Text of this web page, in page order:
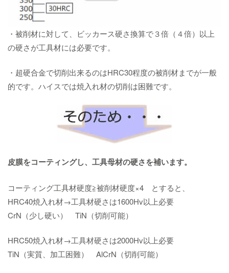
・被削材に対して、ビッカース硬さ換算で３倍（４倍）以上
の硬さが工具材には必要です。
・超硬合金で切削出来るのはHRC30程度の被削材までが一般
的です。ハイスでは焼入れ材の切削は困難です。
皮膜をコーティングし、工具母材の硬さを補います。
コーティング工具材硬度≧被削材硬度×4 とすると、
HRC40焼入れ材→工具材硬さは1600Hv以上必要
CrN（少し硬い） TiN（切削可能）
HRC50焼入れ材→工具材硬さは2000Hv以上必要
TiN（実質、加工困難） AlCrN（切削可能）